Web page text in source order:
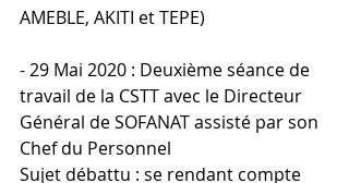
AMEBLE, AKITI et TEPE)
- 29 Mai 2020 : Deuxième séance de
travail de la CSTT avec le Directeur
Général de SOFANAT assisté par son
Chef du Personnel
Sujet débattu : se rendant compte